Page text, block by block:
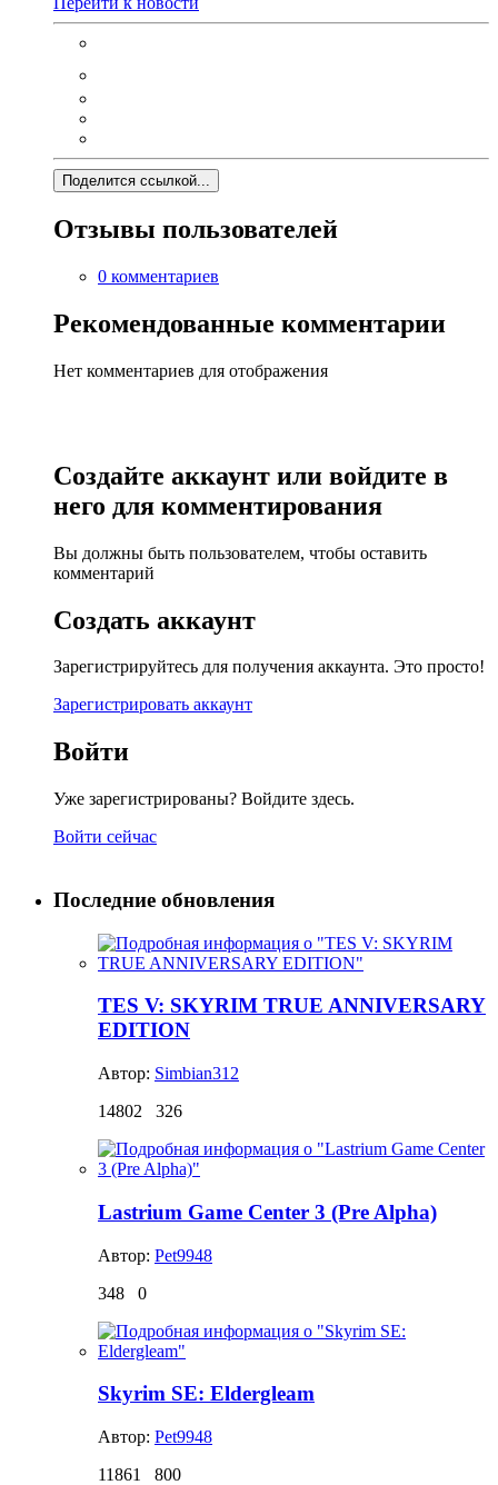
Поделится ссылкой...
Отзывы пользователей
0 комментариев
Рекомендованные комментарии
Нет комментариев для отображения
Создайте аккаунт или войдите в
него для комментирования
Вы должны быть пользователем, чтобы оставить
комментарий
Создать аккаунт
Зарегистрируйтесь для получения аккаунта. Это просто!
Зарегистрировать аккаунт
Войти
Уже зарегистрированы? Войдите здесь.
Войти сейчас
Последние обновления
TES V: SKYRIM TRUE ANNIVERSARY
EDITION
Автор: Simbian312
14802
326
Lastrium Game Center 3 (Pre Alpha)
Автор: Pet9948
348
0
Skyrim SE: Eldergleam
Автор: Pet9948
11861
800